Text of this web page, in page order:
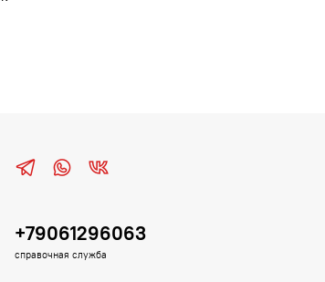
+79061296063
справочная служба